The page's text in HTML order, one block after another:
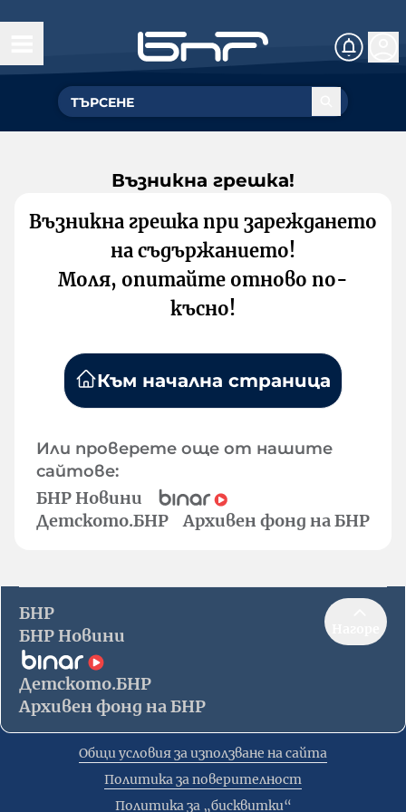
Възникна грешка!
Възникна грешка при зареждането
на съдържанието!
Моля, опитайте отново по-
късно!
Към начална страница
Или проверете още от нашите
сайтове:
БНР Новини
Детското.БНР
Архивен фонд на БНР
БНР
БНР Новини
Детското.БНР
Архивен фонд на БНР
Общи условия за използване на сайта
Политика за поверителност
Политика за „бисквитки“